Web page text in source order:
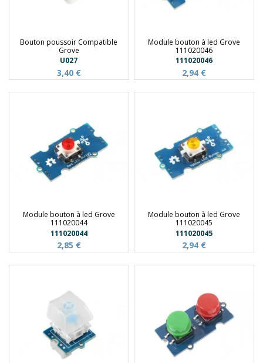
Bouton poussoir Compatible
Grove
U027
3,40 €
Module bouton à led Grove
111020046
111020046
2,94 €
Module bouton à led Grove
111020044
111020044
2,85 €
Module bouton à led Grove
111020045
111020045
2,94 €